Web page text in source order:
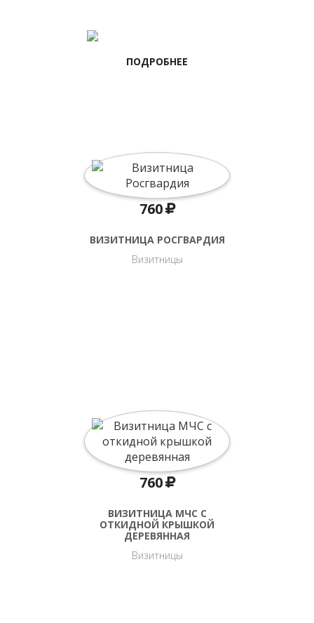
ПОДРОБНЕЕ
760
ВИЗИТНИЦА РОСГВАРДИЯ
Визитницы
760
ВИЗИТНИЦА МЧС С
ОТКИДНОЙ КРЫШКОЙ
ДЕРЕВЯННАЯ
Визитницы